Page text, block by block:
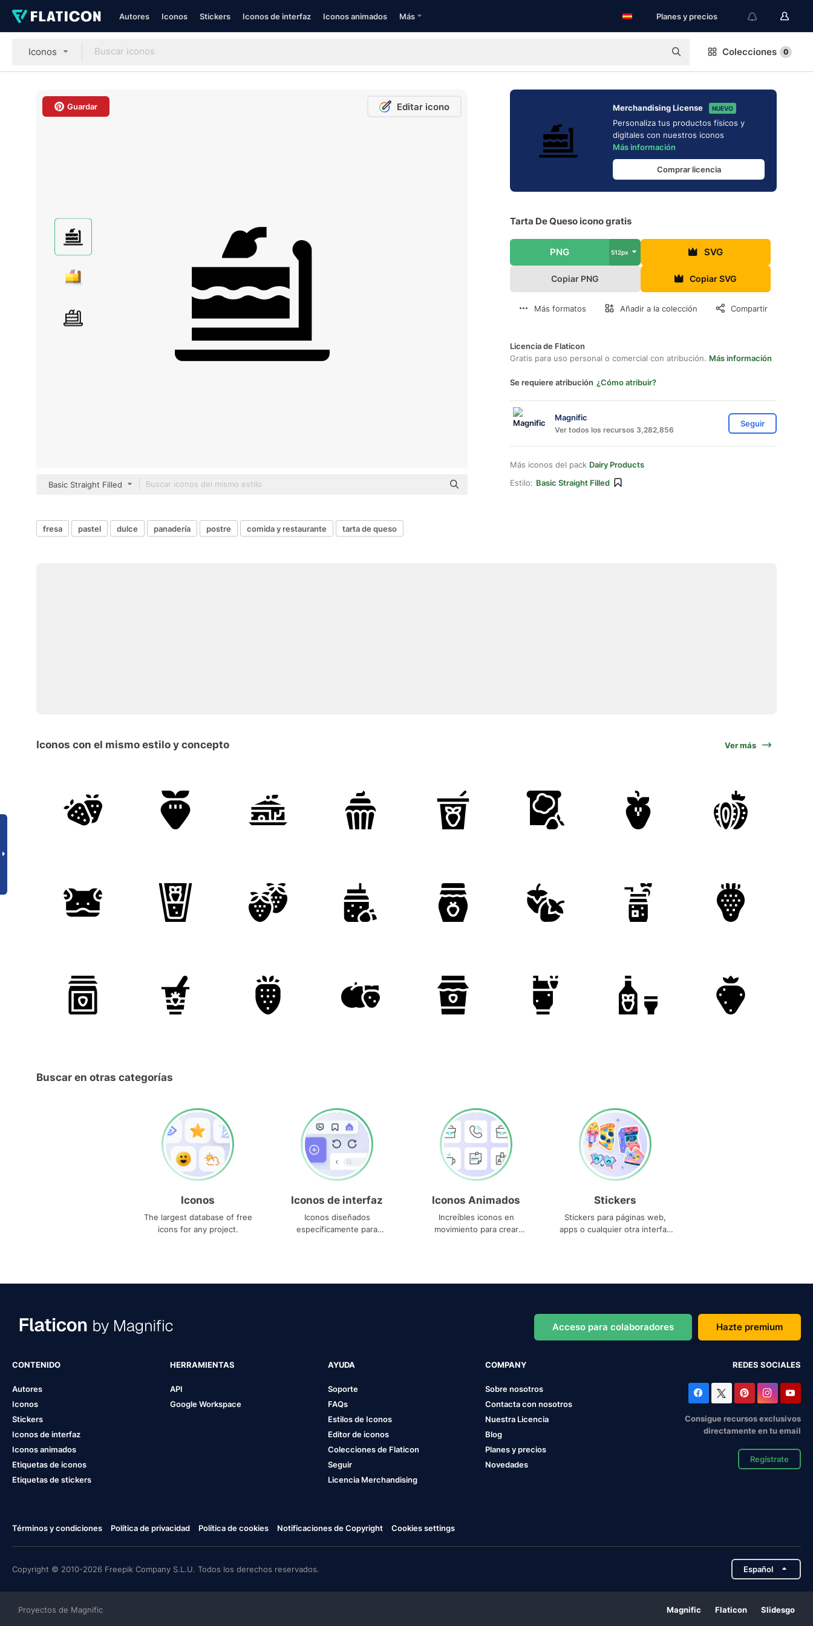
Autores Iconos Stickers Iconos de interfaz Iconos animados Más Planes y precios
Iconos Colecciones 0
Guardar Editar icono
Basic Straight Filled
Merchandising License NUEVO
Personaliza tus productos físicos y
digitales con nuestros iconos
Más información
Comprar licencia
Tarta De Queso icono gratis
PNG 512px SVG
Copiar PNG Copiar SVG
Más formatos Añadir a la colección Compartir
Licencia de Flaticon
Gratis para uso personal o comercial con atribución. Más información
Se requiere atribución ¿Cómo atribuir?
Magnific
Ver todos los recursos 3,282,856
Seguir
Más iconos del pack Dairy Products
Estilo: Basic Straight Filled
fresa pastel dulce panadería postre comida y restaurante tarta de queso
Iconos con el mismo estilo y concepto Ver más
Buscar en otras categorías
Iconos
The largest database of free
icons for any project.
Iconos de interfaz
Iconos diseñados
específicamente para
Iconos Animados
Increíbles iconos en
movimiento para crear
Stickers
Stickers para páginas web,
apps o cualquier otra interfaz
Acceso para colaboradores Hazte premium
CONTENIDO
Autores
Iconos
Stickers
Iconos de interfaz
Iconos animados
Etiquetas de iconos
Etiquetas de stickers
HERRAMIENTAS
API
Google Workspace
AYUDA
Soporte
FAQs
Estilos de Iconos
Editor de iconos
Colecciones de Flaticon
Seguir
Licencia Merchandising
COMPANY
Sobre nosotros
Contacta con nosotros
Nuestra Licencia
Blog
Planes y precios
Novedades
REDES SOCIALES
Consigue recursos exclusivos
directamente en tu email
Regístrate
Términos y condiciones Política de privacidad Política de cookies Notificaciones de Copyright Cookies settings
Copyright © 2010-2026 Freepik Company S.L.U. Todos los derechos reservados. Español
Proyectos de Magnific Magnific Flaticon Slidesgo